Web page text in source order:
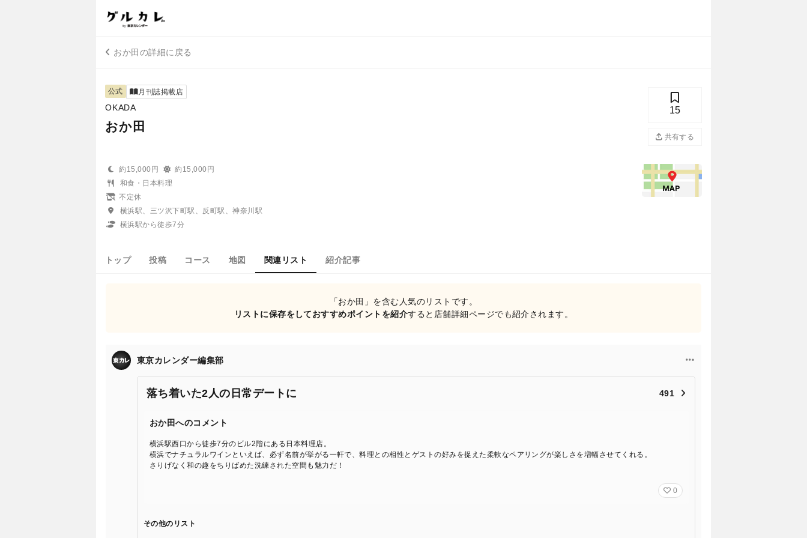
おか田の詳細に戻る
公式 月刊誌掲載店
OKADA
おか田
15
共有する
約15,000円
約15,000円
和食・日本料理
不定休
横浜駅、三ツ沢下町駅、反町駅、神奈川駅
横浜駅から徒歩7分
トップ 投稿 コース 地図 関連リスト 紹介記事
「おか田」を含む人気のリストです。
リストに保存をしておすすめポイントを紹介すると店舗詳細ページでも紹介されます。
東京カレンダー編集部
落ち着いた2人の日常デートに 491
おか田へのコメント
横浜駅西口から徒歩7分のビル2階にある日本料理店。
横浜でナチュラルワインといえば、必ず名前が挙がる一軒で、料理との相性とゲストの好みを捉えた柔軟なペアリングが楽しさを増幅させてくれる。
さりげなく和の趣をちりばめた洗練された空間も魅力だ！
0
その他のリスト